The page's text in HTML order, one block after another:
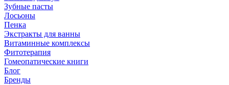
Зубные пасты
Лосьоны
Пенка
Экстракты для ванны
Витаминные комплексы
Фитотерапия
Гомеопатические книги
Блог
Бренды